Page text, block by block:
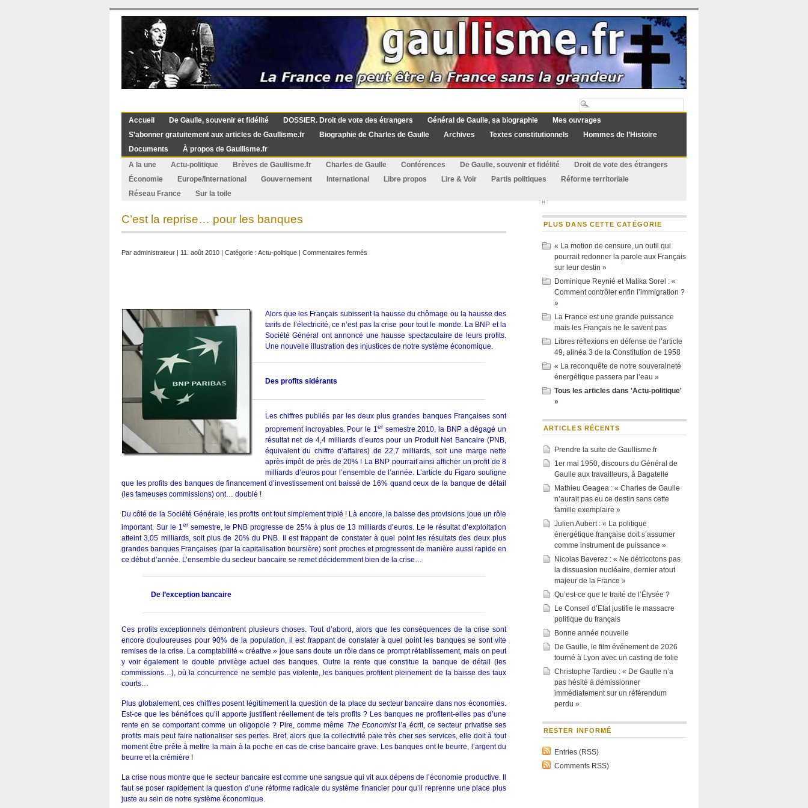
Accueil De Gaulle, souvenir et fidélité DOSSIER. Droit de vote des étrangers Général de Gaulle, sa biographie
Mes ouvrages
S’abonner gratuitement aux articles de Gaullisme.fr
Biographie de Charles de Gaulle Archives Textes constitutionnels
Hommes de l’Histoire
Documents
À propos de Gaullisme.fr
A la une
Actu-politique Brèves de Gaullisme.fr Charles de Gaulle Conférences De Gaulle, souvenir et fidélité
Droit de vote des étrangers
Économie
Europe/International Gouvernement International Libre propos Lire & Voir Partis politiques
Réforme territoriale
Réseau France
Sur la toile
C’est la reprise… pour les banques
Par administrateur | 11. août 2010 | Catégorie : Actu-politique | Commentaires fermés
banques
Alors que les Français subissent la hausse du chômage ou la hausse des
tarifs de l’électricité, ce n’est pas la crise pour tout le monde. La BNP et la
Société Général ont annoncé une hausse spectaculaire de leurs profits.
Une nouvelle illustration des injustices de notre système économique.
Des profits sidérants
Les chiffres publiés par les deux plus grandes banques Françaises sont
proprement incroyables. Pour le 1er semestre 2010, la BNP a dégagé un
résultat net de 4,4 milliards d’euros pour un Produit Net Bancaire (PNB,
équivalent du chiffre d’affaires) de 22,7 milliards, soit une marge nette
après impôt de près de 20% ! La BNP pourrait ainsi afficher un profit de 8
milliards d’euros pour l’ensemble de l’année. L’article du Figaro souligne
que les profits des banques de financement d’investissement ont baissé de 16% quand ceux de la banque de détail
(les fameuses commissions) ont… doublé !
Du côté de la Société Générale, les profits ont tout simplement triplé ! Là encore, la baisse des provisions joue un rôle
important. Sur le 1er semestre, le PNB progresse de 25% à plus de 13 milliards d’euros. Le le résultat d’exploitation
atteint 3,05 milliards, soit plus de 20% du PNB. Il est frappant de constater à quel point les résultats des deux plus
grandes banques Françaises (par la capitalisation boursière) sont proches et progressent de manière aussi rapide en
ce début d’année. L’ensemble du secteur bancaire se remet décidemment bien de la crise…
De l’exception bancaire
Ces profits exceptionnels démontrent plusieurs choses. Tout d’abord, alors que les conséquences de la crise sont
encore douloureuses pour 90% de la population, il est frappant de constater à quel point les banques se sont vite
remises de la crise. La comptabilité « créative » joue sans doute un rôle dans ce prompt rétablissement, mais on peut
y voir également le double privilège actuel des banques. Outre la rente que constitue la banque de détail (les
commissions…), où la concurrence ne semble pas violente, les banques profitent pleinement de la baisse des taux
courts…
Plus globalement, ces chiffres posent légitimement la question de la place du secteur bancaire dans nos économies.
Est-ce que les bénéfices qu’il apporte justifient réellement de tels profits ? Les banques ne profitent-elles pas d’une
rente en se comportant comme un oligopole ? Pire, comme même The Economistl’a écrit, ce secteur privatise ses
profits mais peut faire nationaliser ses pertes. Bref, alors que la collectivité paie très cher ses services, elle doit à tout
moment être prête à mettre la main à la poche en cas de crise bancaire grave. Les banques ont le beurre, l’argent du
beurre et la crémière !
La crise nous montre que le secteur bancaire est comme une sangsue qui vit aux dépens de l’économie productive. Il
faut se poser rapidement la question d’une réforme radicale du système financier pour qu’il reprenne une place plus
juste au sein de notre système économique.
PLUS DANS CETTE CATÉGORIE
« La motion de censure, un outil qui
pourrait redonner la parole aux Français
sur leur destin »
Dominique Reynié et Malika Sorel : «
Comment contrôler enfin l’immigration ?
»
La France est une grande puissance
mais les Français ne le savent pas
Libres réflexions en défense de l’article
49, alinéa 3 de la Constitution de 1958
« La reconquête de notre souveraineté
énergétique passera par l’eau »
Tous les articles dans 'Actu-politique'
»
ARTICLES RÉCENTS
Prendre la suite de Gaullisme.fr
1er mai 1950, discours du Général de
Gaulle aux travailleurs, à Bagatelle
Mathieu Geagea : « Charles de Gaulle
n’aurait pas eu ce destin sans cette
famille exemplaire »
Julien Aubert : « La politique
énergétique française doit s’assumer
comme instrument de puissance »
Nicolas Baverez : « Ne détricotons pas
la dissuasion nucléaire, dernier atout
majeur de la France »
Qu’est-ce que le traité de l’Élysée ?
Le Conseil d’Etat justifie le massacre
politique du français
Bonne année nouvelle
De Gaulle, le film événement de 2026
tourné à Lyon avec un casting de folie
Christophe Tardieu : « De Gaulle n’a
pas hésité à démissionner
immédiatement sur un référendum
perdu »
RESTER INFORMÉ
Entries (RSS)
Comments RSS)